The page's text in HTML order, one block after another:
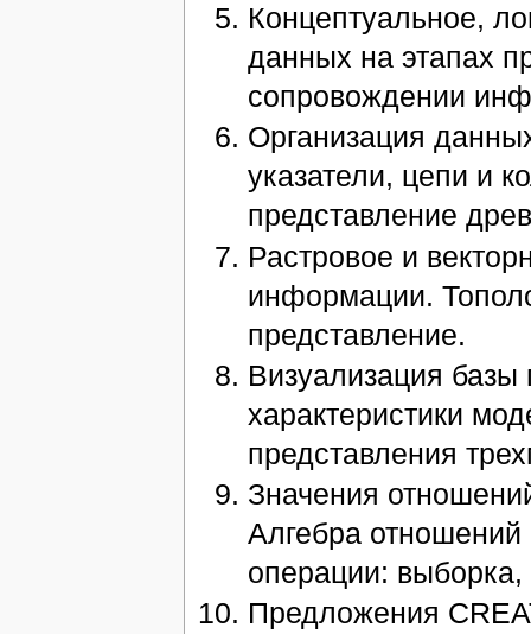
Концептуальное,
данных на этапах
сопровождении
Организация
указатели, цепи и
представление
Растровое и
информации.
представление.
Визуализация базы
характеристики
представления
Значения
Алгебра
операции:
Предложения